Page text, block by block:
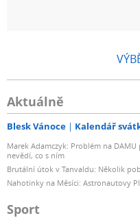
Aktuálně
Blesk Vánoce Kalendář
Marek Adamczyk: Problém na
nevědí, co s ním
Brutální útok v Tanvaldu: Několik
Nahotinky na Měsíci: Astronautovy
Sport